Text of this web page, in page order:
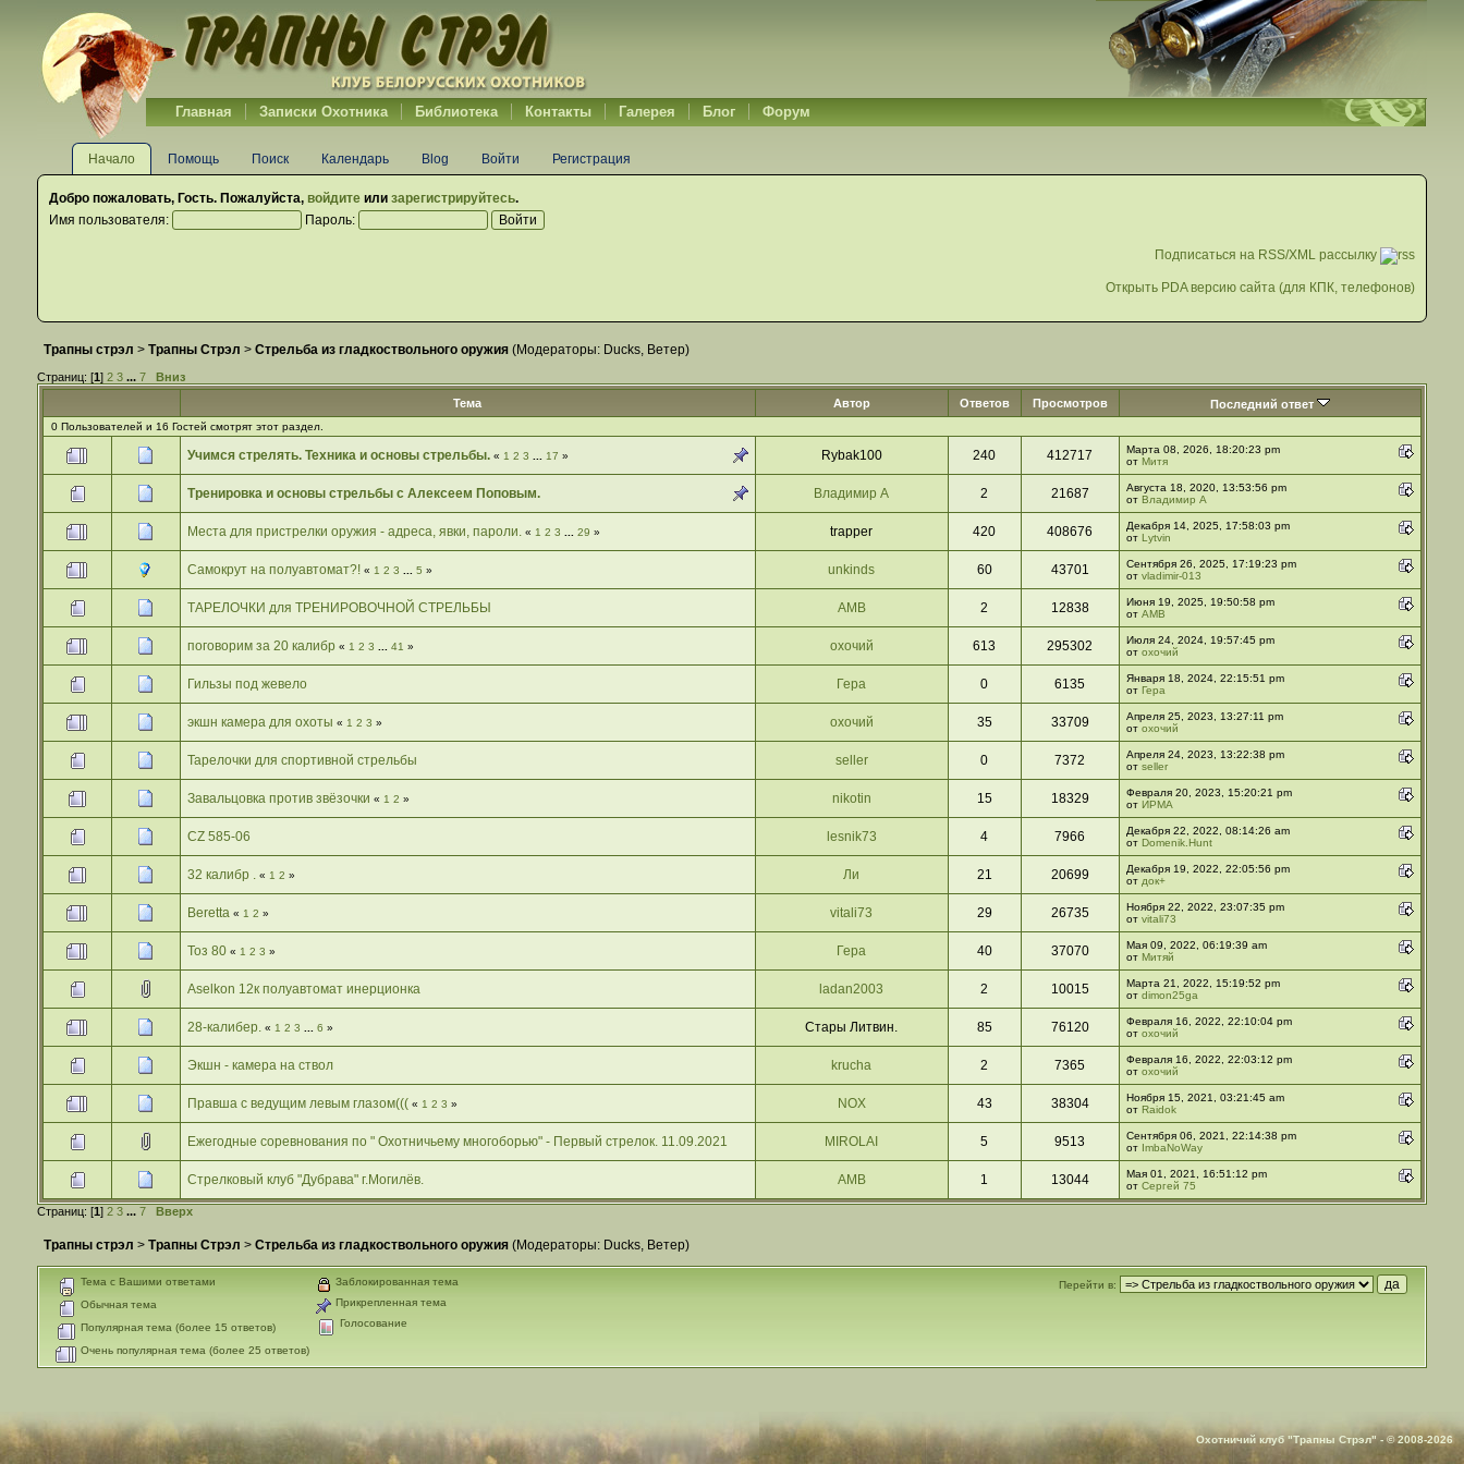
Главная Записки Охотника Библиотека Контакты Галерея Блог Форум
Начало Помощь Поиск Календарь Blog Войти Регистрация
Добро пожаловать, Гость. Пожалуйста, войдитеили зарегистрируйтесь.
Имя пользователя:
Пароль:
Подписаться на RSS/XML рассылку
Открыть PDA версию сайта (для КПК, телефонов)
Трапны стрэл > Трапны Стрэл > Стрельба из гладкоствольного оружия(Модераторы: Ducks, Ветер)
Страниц: [1] 2 3 ... 7
Вниз
Тема
Автор Ответов Просмотров Последний ответ
0 Пользователей и 16 Гостей смотрят этот раздел.
Учимся стрелять. Техника и основы стрельбы. « 1 2 3 17 » Rybak100 240 412717
Марта 08, 2026, 18:20:23 pm
от Митя
Тренировка и основы стрельбы с Алексеем Поповым. Владимир А 2 21687
Августа 18, 2020, 13:53:56 pm
от Владимир А
Места для пристрелки оружия - адреса, явки, пароли. « 1 2 3 29 » trapper 420 408676
Декабря 14, 2025, 17:58:03 pm
от Lytvin
Самокрут на полуавтомат?! « 1 2 3 5 » unkinds 60 43701
Сентября 26, 2025, 17:19:23 pm
от vladimir-013
ТАРЕЛОЧКИ для ТРЕНИРОВОЧНОЙ СТРЕЛЬБЫ АМВ 2 12838
Июня 19, 2025, 19:50:58 pm
от АМВ
поговорим за 20 калибр « 1 2 3 41 » охочий 613 295302
Июля 24, 2024, 19:57:45 pm
от охочий
Гильзы под жевело Гера 0 6135
Января 18, 2024, 22:15:51 pm
от Гера
экшн камера для охоты « 1 2 3 » охочий 35 33709
Апреля 25, 2023, 13:27:11 pm
от охочий
Тарелочки для спортивной стрельбы seller 0 7372
Апреля 24, 2023, 13:22:38 pm
от seller
Завальцовка против звёзочки « 1 2 » nikotin 15 18329
Февраля 20, 2023, 15:20:21 pm
от ИРМА
CZ 585-06 lesnik73 4 7966
Декабря 22, 2022, 08:14:26 am
от Domenik.Hunt
32 калибр . « 1 2 » Ли 21 20699
Декабря 19, 2022, 22:05:56 pm
от док+
Beretta « 1 2 » vitali73 29 26735
Ноября 22, 2022, 23:07:35 pm
от vitali73
Тоз 80 « 1 2 3 » Гера 40 37070
Мая 09, 2022, 06:19:39 am
от Митяй
Aselkon 12к полуавтомат инерционка ladan2003 2 10015
Марта 21, 2022, 15:19:52 pm
от dimon25ga
28-калибер. « 1 2 3 6 » Стары Литвин. 85 76120
Февраля 16, 2022, 22:10:04 pm
от охочий
Экшн - камера на ствол krucha 2 7365
Февраля 16, 2022, 22:03:12 pm
от охочий
Правша с ведущим левым глазом((( « 1 2 3 » NOX 43 38304
Ноября 15, 2021, 03:21:45 am
от Raidok
Ежегодные соревнования по " Охотничьему многоборью" - Первый стрелок. 11.09.2021 MIROLAI 5 9513
Сентября 06, 2021, 22:14:38 pm
от ImbaNoWay
Стрелковый клуб "Дубрава" г.Могилёв. АМВ 1 13044
Мая 01, 2021, 16:51:12 pm
от Сергей 75
Страниц: [1] 2 3 ... 7 Вверх
Трапны стрэл > Трапны Стрэл > Стрельба из гладкоствольного оружия(Модераторы: Ducks, Ветер)
Перейти в:
Тема с Вашими ответами
Обычная тема
Популярная тема (более 15 ответов)
Очень популярная тема (более 25 ответов)
Заблокированная тема
Прикрепленная тема
Голосование
Охотничий клуб "Трапны Стрэл" - © 2008-2026